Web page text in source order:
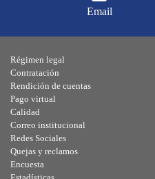
Email
Régimen legal
Contratación
Rendición de cuentas
Pago virtual
Calidad
Correo institucional
Redes Sociales
Quejas y reclamos
Encuesta